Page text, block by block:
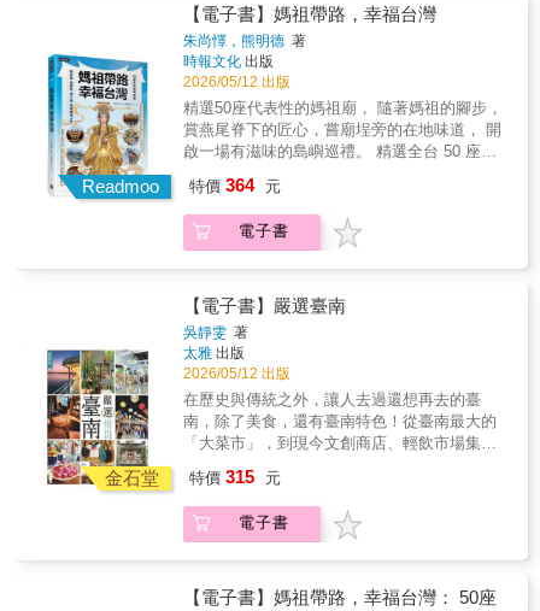
系列觀光車隊與「寶島之星」、「環島之星」
等代表性列車的誕生與轉型。亦深入介紹近年
備受矚目的「鳴日號」、「鳴日廚房」、「山
嵐號」與「海風號」，解析其美學設計、風景
敘事與餐飲體驗如何帶動台灣鐵道觀光邁向品
牌化與精緻化的歷程。更同時收錄南迴「藍皮
解憂號」、郵輪式列車、兩鐵列車，以及阿里
山林鐵「栩悅號」與「福森號」等多元觀光型
態列車的發展故事。本書不僅記錄台灣鐵道觀
步成為承載旅行、美學與地方文化的重要載
體。★專業推薦（按姓名筆畫排序）王岳聰 雄
獅旅行社總經理 杜微 台鐵公司前董事長張政源
台鐵局前局長 陳美雪 前鐵道觀光推廣協會理事
長 馮輝昇 台鐵公司總經理 黃信川 雄獅旅行社
董事總經理 蕭冠群 易遊網副總經理
Readmoo
【電子書】媽祖帶路，幸福台灣
朱尚懌，熊明德 著
時報文化 出版
2026/05/12 出版
精選50座代表性的媽祖廟， 隨著媽祖的腳步，
賞燕尾脊下的匠心，嘗廟埕旁的在地味道， 開
啟一場有滋味的島嶼巡禮。 精選全台 50 座代
讀者認識每一尊媽祖背後的歷史脈絡與地方故
事。每一站除了介紹廟宇建築、信仰由來與地
方特色，也延伸規劃廟埕美食、周邊景點，讓
與離島，精選 50 座代表性廟宇聖境 從繁華都
會到靜謐漁村，完整收錄 50 座具備歷史脈絡與
文化價值的媽祖廟。涵蓋全台各縣市，深入
澎、金、馬，最具規模的信仰版圖。 2. 行家帶
路！廟口美食 &times; 私房景點的完美提案 參
拜後的靈魂慰藉，交給在地老味道。串聯廟埕
旁的必吃老攤與周邊文化景點，幫你省下做功
課的時間，說走就走的一日微旅行。 3. 深度聚
焦！白沙屯進香與建築美學專題 特別收錄近年
方式到文化背景全解析。更深度導覽燕尾飛
簷、剪黏藝術與匠師手藝，讓你從此看懂廟宇
建築的門道。 4.最有溫度最接地氣的人文導覽
告別生硬的歷史教條。我們用最接地氣的筆
觸，將神像特色、民間傳說與地方人情味化為
特價 364 元
電子書
金石堂
【電子書】嚴選臺南
吳靜雯 著
太雅 出版
2026/05/12 出版
在歷史與傳統之外，讓人去過還想再去的臺
南，除了美食，還有臺南特色！從臺南最大的
「大菜市」，到現今文創商店、輕飲市場集結
四處可見的老屋咖啡、餐酒館、蔬食料理，每
一間店、每一個品牌，都在向你舉杯邀請，來
品味在地獨特亮點。此外，本書為你發掘彎進
條路，都能找到讓你愛上臺南的關鍵字。# 傳
特價 315 元
電子書
【電子書】媽祖帶路，幸福台灣： 50座